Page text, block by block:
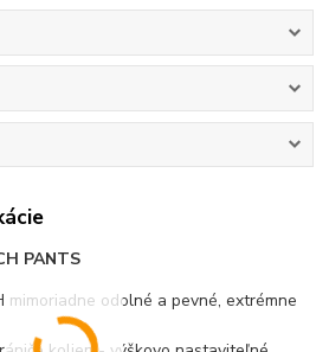
PANTS
mimoriadne odolné a pevné, extrémne